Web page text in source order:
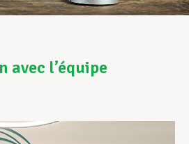
Travail
vie privée
avec l’équipe